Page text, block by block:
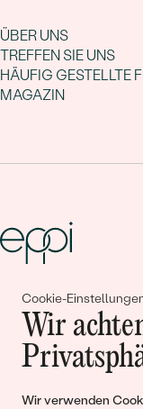
Cookie-
Wir
Wir verwenden
ÜBER UNS
TREFFEN SIE UNS
HÄUFIG GESTELLTE
MAGAZIN
Liebe